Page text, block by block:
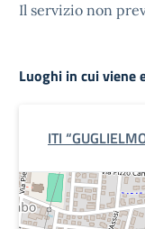
Il servizio non
Luoghi in cui viene
ITI